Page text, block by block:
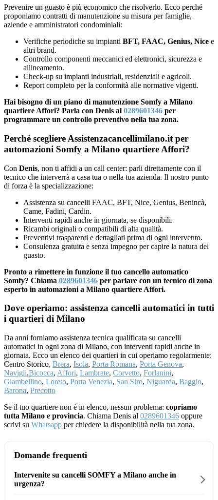
Prevenire un guasto è più economico che risolverlo. Ecco perché
proponiamo contratti di manutenzione su misura per famiglie,
aziende e amministratori condominiali:
Verifiche periodiche su impianti BFT, FAAC, Genius, Nice e
altri brand.
Controllo componenti meccanici ed elettronici, sicurezza e
allineamento.
Check-up su impianti industriali, residenziali e agricoli.
Report completo per la conformità alle normative vigenti.
Hai bisogno di un piano di manutenzione Somfy a Milano
quartiere Affori? Parla con Denis al 0289601346 per
programmare un controllo preventivo nella tua zona.
Perché scegliere Assistenzacancellimilano.it per
automazioni Somfy a Milano quartiere Affori?
Con Denis, non ti affidi a un call center: parli direttamente con il
tecnico che interverrà a casa tua o nella tua azienda. Il nostro punto
di forza è la specializzazione:
Assistenza su cancelli FAAC, BFT, Nice, Genius, Benincà,
Came, Fadini, Cardin.
Interventi rapidi anche in giornata, se disponibili.
Ricambi originali o compatibili di alta qualità.
Preventivi trasparenti e dettagliati prima di ogni intervento.
Consulenza gratuita e senza impegno per capire la natura del
guasto.
Pronto a rimettere in funzione il tuo cancello automatico
Somfy? Chiama 0289601346 per parlare con un tecnico di zona
esperto in automazioni a Milano quartiere Affori.
Dove operiamo: assistenza cancelli automatici in tutti
i quartieri di Milano
Da anni forniamo assistenza tecnica qualificata su cancelli
automatici in ogni zona di Milano, con interventi rapidi anche in
giornata. Ecco un elenco dei quartieri in cui operiamo regolarmente:
Centro Storico, Brera, Isola, Porta Romana, Porta Genova,
Navigli,Bicocca, Affori, Lambrate, Corvetto, Forlanini,
Giambellino, Loreto, Porta Venezia, San Siro, Niguarda, Baggio,
Barona, Precotto
Se il tuo quartiere non è in elenco, nessun problema: copriamo
tutta Milano e provincia. Chiama Denis al 0289601346 oppure
scrivi su Whatsapp per chiedere la disponibilità nella tua zona.
Domande frequenti
Intervenite su cancelli SOMFY a Milano anche in
urgenza?